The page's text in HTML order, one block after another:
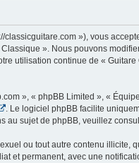
»), vous
». Nous pouvons
utilisation continue de «
», « phpBB Limited », «
. Le logiciel phpBB facilite
au sujet de phpBB, veuillez
ou tout autre contenu illicite,
et permanent, avec une